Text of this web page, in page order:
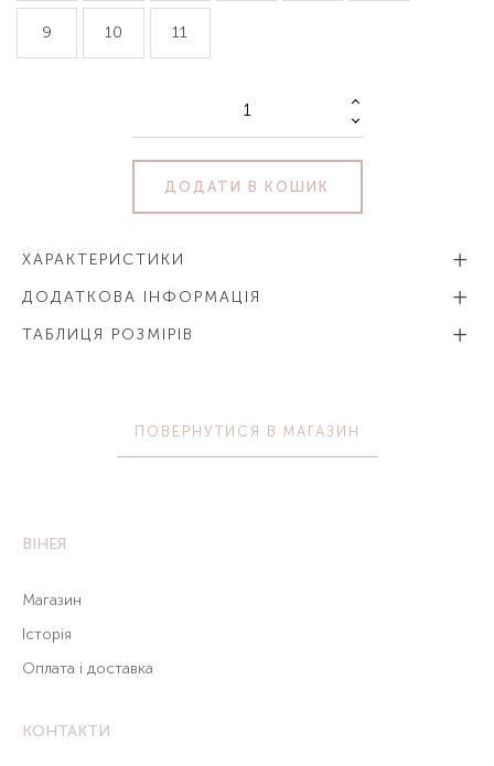
9 10 11
ДОДАТИ В КОШИК
ХАРАКТЕРИСТИКИ
ДОДАТКОВА ІНФОРМАЦІЯ
ТАБЛИЦЯ РОЗМІРІВ
ПОВЕРНУТИСЯ В МАГАЗИН
ВІНЕЯ
Магазин
Історія
Оплата і доставка
КОНТАКТИ